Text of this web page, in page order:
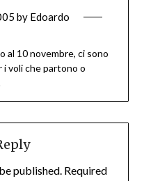
by Edoardo
al 10 novembre, ci sono
voli che partono o
published. Required